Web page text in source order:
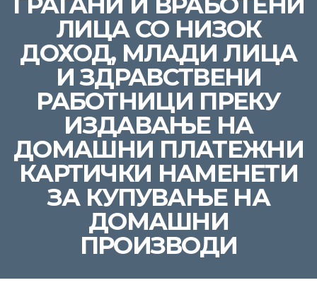
ЛИЦА СО НИЗОК
ДОХОД, МЛАДИ ЛИЦА
И ЗДРАВСТВЕНИ
РАБОТНИЦИ ПРЕКУ
ИЗДАВАЊЕ НА
ДОМАШНИ ПЛАТЕЖНИ
КАРТИЧКИ НАМЕНЕТИ
ЗА КУПУВАЊЕ НА
ДОМАШНИ
ПРОИЗВОДИ